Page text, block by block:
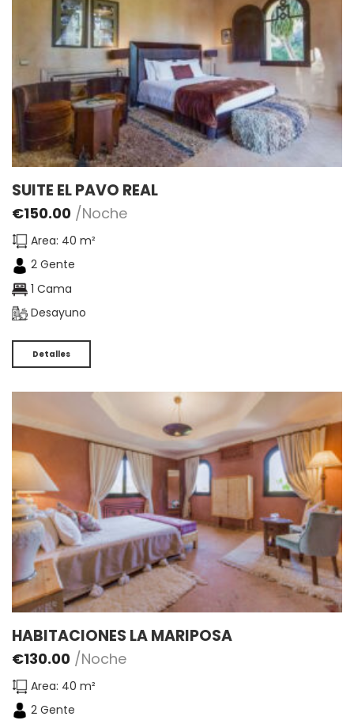
SUITE EL PAVO REAL
€150.00 /Noche
Area: 40 m²
2 Gente
1 Cama
Desayuno
Detalles
HABITACIONES LA MARIPOSA
€130.00 /Noche
Area: 40 m²
2 Gente